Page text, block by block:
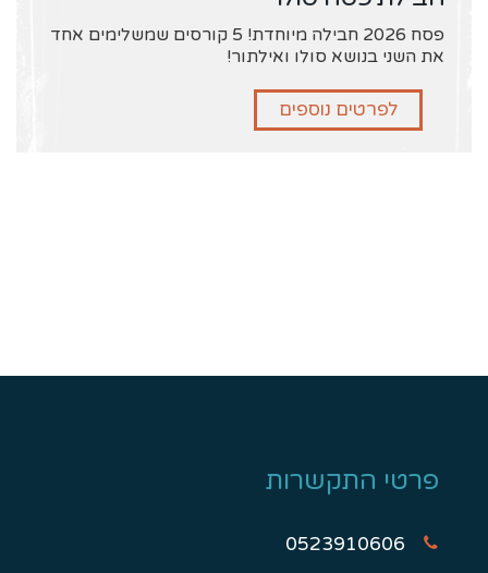
פסח 2026 חבילה מיוחדת! 5 קורסים שמשלימים אחד
את השני בנושא סולו ואילתור!
לפרטים נוספים
פרטי התקשרות
0523910606